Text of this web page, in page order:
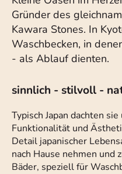
Gründer des
Kawara Stones. In
Waschbecken, in
- als Ablauf dienten.
sinnlich - stilvoll -
Typisch Japan dachten
Funktionalität und
Detail japanischer
nach Hause nehmen und
Bäder, speziell für